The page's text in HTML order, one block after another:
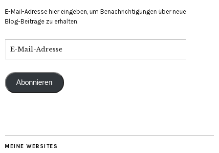
E-Mail-Adresse hier eingeben, um Benachrichtigungen über neue
Blog-Beiträge zu erhalten.
Abonnieren
MEINE WEBSITES